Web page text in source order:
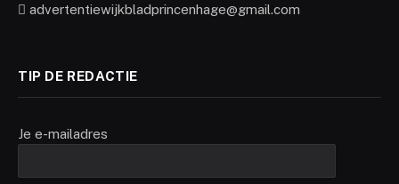
advertentiewijkbladprincenhage@gmail.com
TIP DE REDACTIE
Je e-mailadres